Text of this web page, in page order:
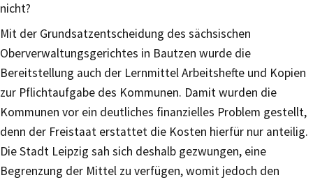
nicht?
Mit der Grundsatzentscheidung des sächsischen
Oberverwaltungsgerichtes in Bautzen wurde die
Bereitstellung auch der Lernmittel Arbeitshefte und Kopien
zur Pflichtaufgabe des Kommunen. Damit wurden die
Kommunen vor ein deutliches finanzielles Problem gestellt,
denn der Freistaat erstattet die Kosten hierfür nur anteilig.
Die Stadt Leipzig sah sich deshalb gezwungen, eine
Begrenzung der Mittel zu verfügen, womit jedoch den